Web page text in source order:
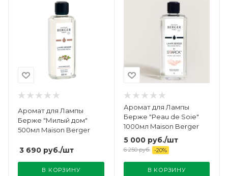
Аромат для Лампы
Берже "Милый дом"
500мл Maison Berger
3 690 руб./шт
В КОРЗИНУ
Аромат для Лампы
Берже "Peau de Soie"
1000мл Maison Berger
5 000руб./шт
6 250руб. -20%
В КОРЗИНУ